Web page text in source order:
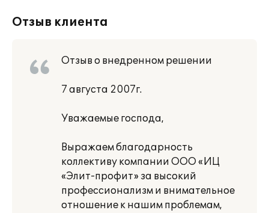
Отзыв клиента
Отзыв о внедренном решении
7 августа 2007г.
Уважаемые господа,
Выражаем благодарность
коллективу компании ООО «ИЦ
«Элит-профит» за высокий
профессионализм и внимательное
отношение к нашим проблемам,